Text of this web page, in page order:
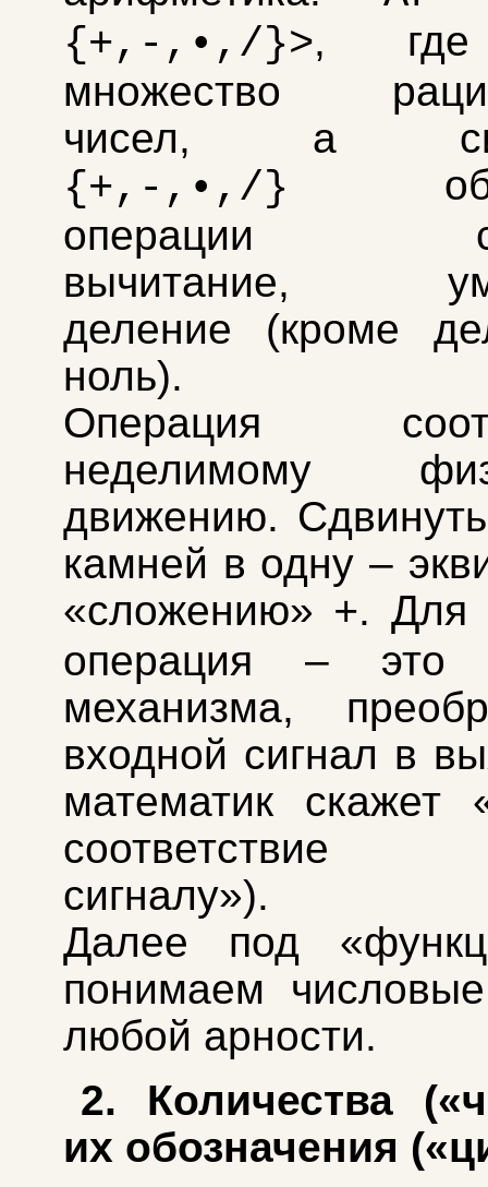
{+,-,•,/}>,
множество
чисел, а
{+,-,•,/}
операции
вычитание,
деление (кроме
ноль).
Операция
неделимому
движению.
камней в одну –
«сложению» +. Для
операция – это
механизма,
входной сигнал в
математик скажет
соответствие
сигналу»).
Далее под
понимаем
любой арности.
2. Количества
их обозначения